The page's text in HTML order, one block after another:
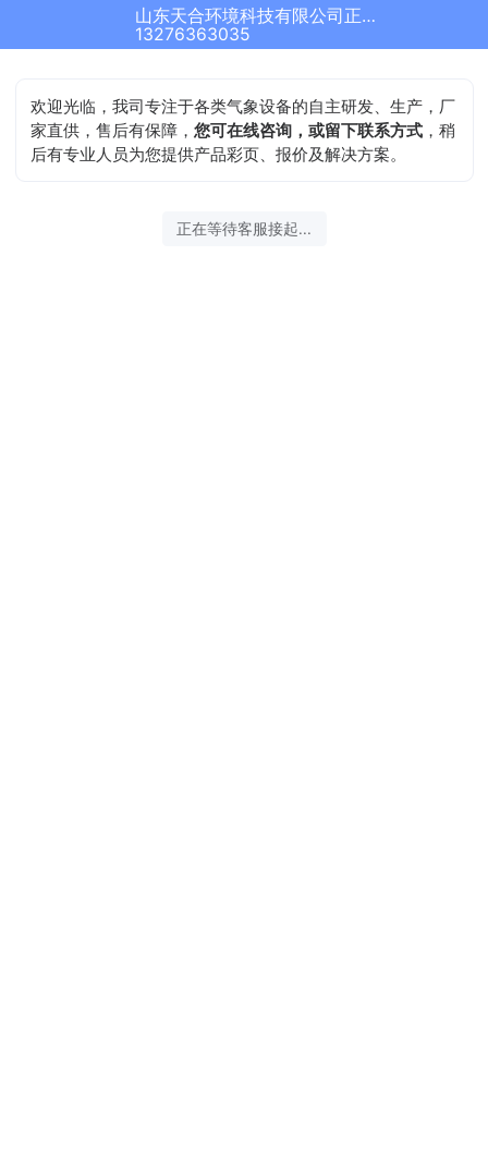
山东天合环境科技有限公司正在为您服务
13276363035
欢迎光临，我司专注于各类气象设备的自主研发、生产，厂
家直供，售后有保障，您可在线咨询，或留下联系方式 ，稍
后有专业人员为您提供产品彩页、报价及解决方案。
正在等待客服接起...